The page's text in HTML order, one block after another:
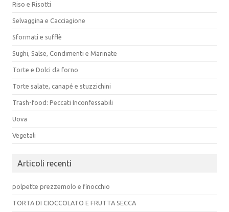
Riso e Risotti
Selvaggina e Cacciagione
Sformati e sufflè
Sughi, Salse, Condimenti e Marinate
Torte e Dolci da forno
Torte salate, canapé e stuzzichini
Trash-food: Peccati Inconfessabili
Uova
Vegetali
Articoli recenti
polpette prezzemolo e finocchio
TORTA DI CIOCCOLATO E FRUTTA SECCA